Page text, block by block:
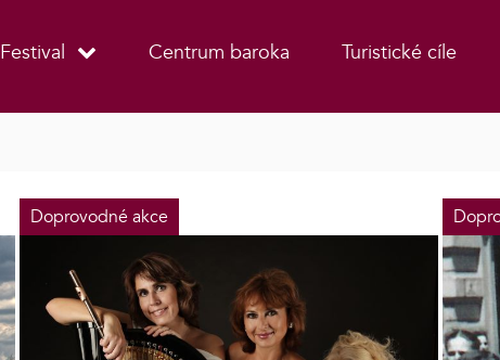
Festival Centrum baroka Turistické cíle
Doprovodné akce